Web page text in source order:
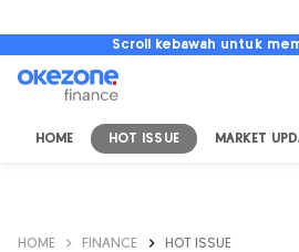
Scroll kebawah untuk
HOME HOT ISSUE MARKET
HOME FINANCE HOT ISSUE